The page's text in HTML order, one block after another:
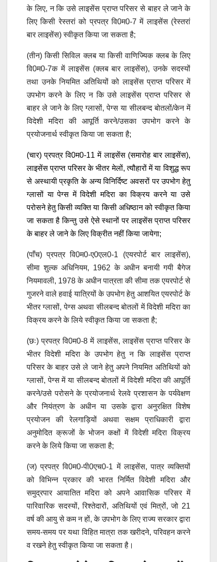
के लिए, न कि उसे लाइसेंस प्राप्त परिसर से बाहर ले जाने के
लिए किसी रेस्तरां को प्रपत्र वि0म0-7 में लाइसेंस (रेस्तरां
बार लाइसेंस) स्वीकृत किया जा सकता है;
(तीन) किसी सिविल क्लब या किसी वाणिज्यिक क्लब के लिए
वि0म0-7क में लाइसेंस (क्लब बार लाइसेंस), उनके सदस्यों
तथा उनके नियमित अतिथियों को लाइसेंस प्राप्त परिसर में
उपभोग करने के लिए न कि उसे लाइसेंस प्राप्त परिसर से
बाहर ले जाने के लिए ग्लासों, पेग्स या सीलबन्द बोतलों/केन में
विदेशी मदिरा की आपूर्ति करने/उसका उपभोग करने के
प्रयोजनार्थ स्वीकृत किया जा सकता है;
(चार) प्रपत्र वि0म0-11 में लाइसेंस (समारोह बार लाइसेंस),
लाइसेंस प्राप्त परिसर के भीतर मेलों, त्यौहारों में या विशुद्ध रूप
से अस्थायी प्रकृति के अन्य विनिर्दिष्ट अवसरों पर उपभोग हेतु
ग्लासों या पेग्स में विदेशी मदिरा का विक्रय करने या उसे
परोसने हेतु किसी व्यक्ति या किसी अधिष्ठान को स्वीकृत किया
जा सकता है किन्तु उसे ऐसे स्थानों पर लाइसेंस प्राप्त परिसर
के बाहर ले जाने के लिए विक्रीत नहीं किया जायेगा;
(पाँच) प्रपत्र वि0म0-ए0एल0-1 (एयरपोर्ट बार लाइसेंस),
सीमा शुल्क अधिनियम, 1962 के अधीन बनायी गयी बैगेज
नियमावली, 1978 के अधीन पात्रता की सीमा तक एयरपोर्ट से
गुजरने वाले हवाई यात्रियों के उपभोग हेतु आशयित एयरपोर्ट के
भीतर ग्लासों, पेग्स अथवा सीलबन्द बोतलों में विदेशी मदिरा का
विक्रय करने के लिये स्वीकृत किया जा सकता है;
(छः) प्रपत्र वि0म0-8 में लाइसेंस, लाइसेंस प्राप्त परिसर के
भीतर विदेशी मदिरा के उपभोग हेतु न कि लाइसेंस प्राप्त
परिसर के बाहर उसे ले जाने हेतु अपने नियमित अतिथियों को
ग्लासों, पेग्स में या सीलबन्द बोतलों में विदेशी मदिरा की आपूर्ति
करने/उसे परोसने के प्रयोजनार्थ रेलवे प्रशासन के पर्यवेक्षण
और नियंत्रण के अधीन या उसके द्वारा अनुरक्षित विशेष
प्रयोजन की रेलगाड़ियों अथवा सक्षम प्राधिकारी द्वारा
अनुमोदित क्रूजों के भोजन कक्षों में विदेशी मदिरा विक्रय
करने के लिये किया जा सकता है;
(ज) प्रपत्र वि0म0-पी0एच0-1 में लाइसेंस, पात्र व्यक्तियों
को विभिन्न प्रकार की भारत निर्मित विदेशी मदिरा और
समुद्रपार आयातित मदिरा को अपने आवासिक परिसर में
पारिवारिक सदस्यों, रिश्तेदारों, अतिथियों एवं मित्रों, जो 21
वर्ष की आयु से कम न हों, के उपभोग के लिए राज्य सरकार द्वारा
समय-समय पर यथा विहित मात्रा तक खरीदने, परिवहन करने
व रखने हेतु स्वीकृत किया जा सकता है।